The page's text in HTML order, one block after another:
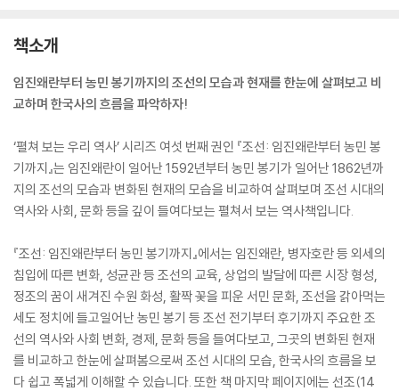
책소개
임진왜란부터 농민 봉기까지의 조선의 모습과 현재를 한눈에 살펴보고 비
교하며 한국사의 흐름을 파악하자!
‘펼쳐 보는 우리 역사’ 시리즈 여섯 번째 권인 『조선: 임진왜란부터 농민 봉
기까지』는 임진왜란이 일어난 1592년부터 농민 봉기가 일어난 1862년까
지의 조선의 모습과 변화된 현재의 모습을 비교하여 살펴보며 조선 시대의
역사와 사회, 문화 등을 깊이 들여다보는 펼쳐서 보는 역사책입니다.
『조선: 임진왜란부터 농민 봉기까지』에서는 임진왜란, 병자호란 등 외세의
침입에 따른 변화, 성균관 등 조선의 교육, 상업의 발달에 따른 시장 형성,
정조의 꿈이 새겨진 수원 화성, 활짝 꽃을 피운 서민 문화, 조선을 갉아먹는
세도 정치에 들고일어난 농민 봉기 등 조선 전기부터 후기까지 주요한 조
선의 역사와 사회 변화, 경제, 문화 등을 들여다보고, 그곳의 변화된 현재
를 비교하고 한눈에 살펴봄으로써 조선 시대의 모습, 한국사의 흐름을 보
다 쉽고 폭넓게 이해할 수 있습니다. 또한 책 마지막 페이지에는 선조(14